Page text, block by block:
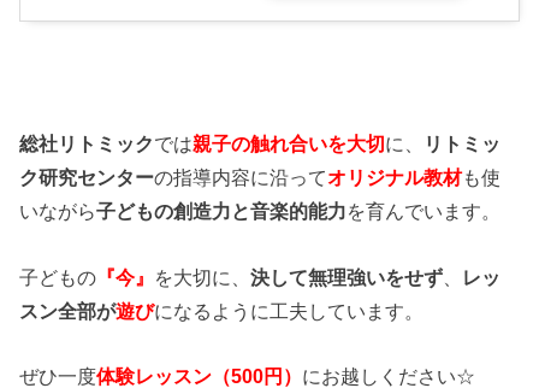
総社リトミックでは親子の触れ合いを大切に、
リトミッ
ク研究センターの指導内容に沿ってオリジナル教材も使
いながら子どもの創造力と音楽的能力を育んでいます。
子どもの 『今』 を大切に、決して無理強いをせず
レッ
スン全部が遊びになるように工夫しています。
ぜひ一度体験レッスン（500円） にお越しください☆